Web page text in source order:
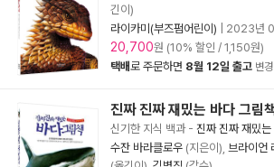
긴이)
라이카미(부즈펌어린이)
2023년
20,700원 (10% 할인 / 1,150원)
택배로 주문하면 8월 12일 출고 변경
진짜 진짜 재밌는 바다 그림
신기한 지식 백과- 진짜 진짜 재밌는
수잔 바라클로우 (지은이), 브라이언